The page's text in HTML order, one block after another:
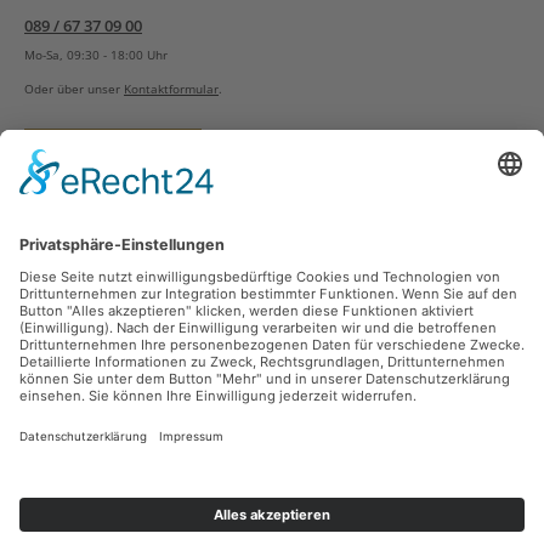
089 / 67 37 09 00
Mo-Sa, 09:30 - 18:00 Uhr
Oder über unser Kontaktformular
Vertrag widerrufen
Zahlungsarten
Sicher Einkaufen
Ladengeschäft
Newsletter
Facebook Instagram